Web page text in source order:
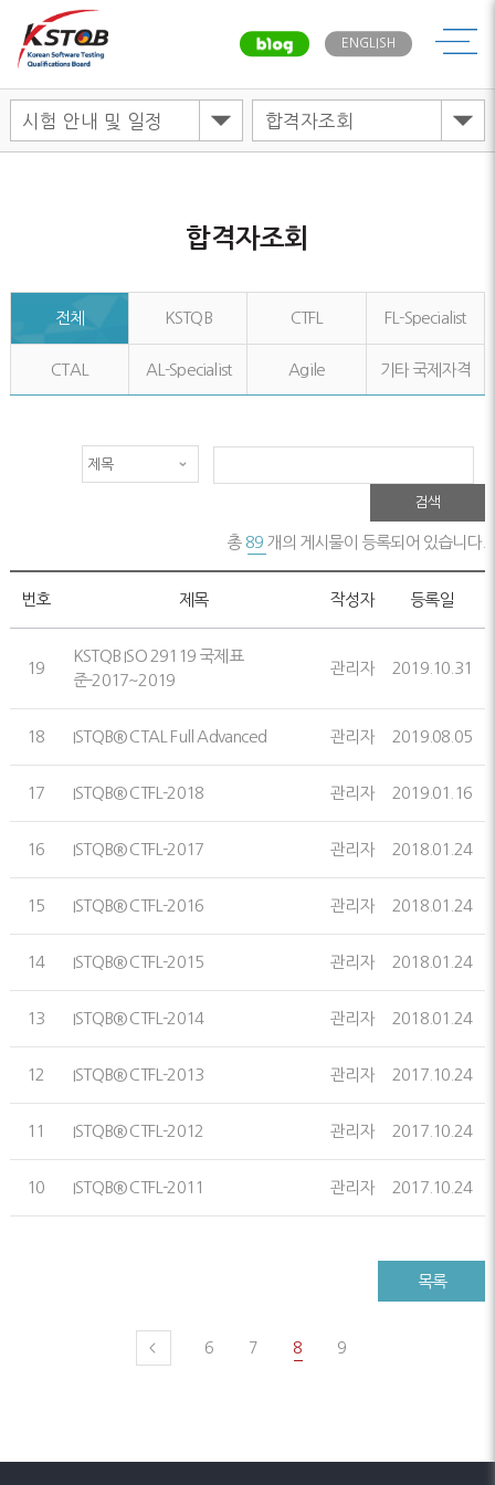
ENGLISH메뉴
합격자조회
전체 KSTQB CTFL FL-Specialist
CTAL AL-Specialist Agile 기타 국제자격
검색
총 89 개의 게시물이 등록되어 있습니다.
번호 제목 작성자 등록일
19
KSTQB ISO 29119 국제표
준-2017~2019
관리자 2019.10.31
18 ISTQB® CTAL Full Advanced 관리자 2019.08.05
17 ISTQB® CTFL-2018 관리자 2019.01.16
16 ISTQB® CTFL-2017 관리자 2018.01.24
15 ISTQB® CTFL-2016 관리자 2018.01.24
14 ISTQB® CTFL-2015 관리자 2018.01.24
13 ISTQB® CTFL-2014 관리자 2018.01.24
12 ISTQB® CTFL-2013 관리자 2017.10.24
11 ISTQB® CTFL-2012 관리자 2017.10.24
10 ISTQB® CTFL-2011 관리자 2017.10.24
목록
6 7 8 9